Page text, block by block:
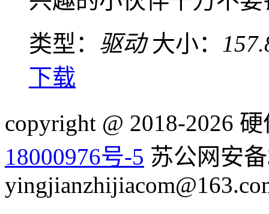
类型： 驱动 大小：
下载
copyright @ 2018-2026
18000976号-5 苏公网安